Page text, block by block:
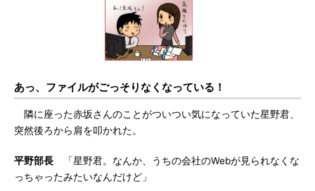
あっ、ファイルがごっそりなくなっている！
隣に座った赤坂さんのことがついつい気になっていた星野君、
突然後ろから肩を叩かれた。
平野部長 「星野君。なんか、うちの会社のWebが見られなくな
っちゃったみたいなんだけど」